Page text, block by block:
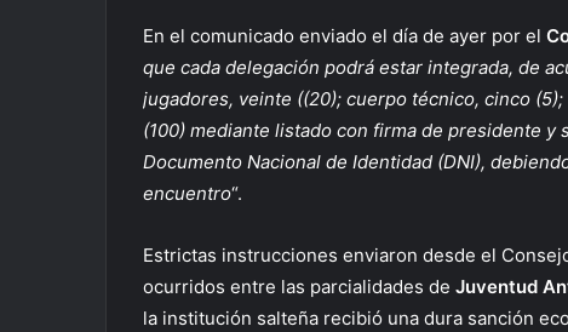
En el comunicado enviado el día de ayer por el
que cada delegación podrá estar integrada, de
jugadores, veinte ((20); cuerpo técnico, cinco
(100) mediante listado con firma de presidente
Documento Nacional de Identidad (DNI),
encuentro“.
Estrictas instrucciones enviaron desde el
ocurridos entre las parcialidades de Juventud
la institución salteña recibió una dura sanción